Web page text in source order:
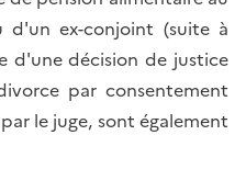
ex-conjoint (suite à
d'une décision de justice
par consentement
le juge, sont également